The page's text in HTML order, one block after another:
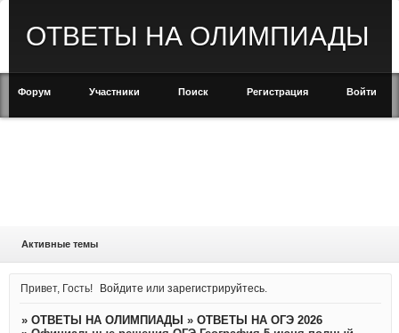
ОТВЕТЫ НА ОЛИМПИАДЫ
Форум Участники Поиск Регистрация Войти
Активные темы
Привет, Гость! Войдите илизарегистрируйтесь
» ОТВЕТЫ НА ОЛИМПИАДЫ » ОТВЕТЫ НА ОГЭ 2026